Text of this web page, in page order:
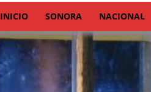
INICIO SONORA NACIONAL